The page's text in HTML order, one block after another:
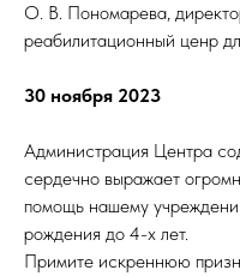
О. В. Пономарева,
реабилитационный ценр
30 ноября 2023
Администрация Центра
сердечно выражает
помощь нашему
рождения до 4-х лет.
Примите искреннюю